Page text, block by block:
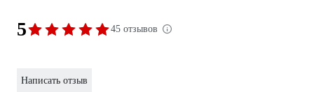
5 45 отзывов
Написать отзыв